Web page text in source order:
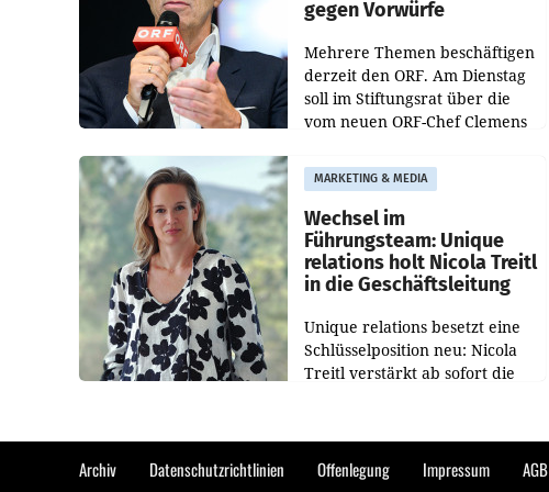
gegen Vorwürfe
Mehrere Themen beschäftigen
derzeit den ORF. Am Dienstag
soll im Stiftungsrat über die
vom neuen ORF-Chef Clemens
Besetzungen für die
Direktionen abgestimmt
werden.
MARKETING & MEDIA
Wechsel im
Führungsteam: Unique
relations holt Nicola Treitl
in die Geschäftsleitung
Unique relations besetzt eine
Schlüsselposition neu: Nicola
Treitl verstärkt ab sofort die
Josef Kalina und Anna Kalina-
Mahr.
Archiv Datenschutzrichtlinien Offenlegung Impressum AGB